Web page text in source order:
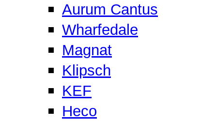
Aurum Cantus
Wharfedale
Magnat
Klipsch
KEF
Heco